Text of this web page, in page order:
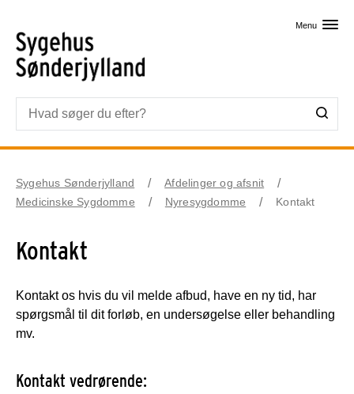
Menu
Sygehus Sønderjylland
Afdelinger og afsnit
Medicinske Sygdomme
Nyresygdomme Kontakt
Kontakt
Kontakt os hvis du vil melde afbud, have en ny tid, har
spørgsmål til dit forløb, en undersøgelse eller behandling
mv.
Kontakt vedrørende: